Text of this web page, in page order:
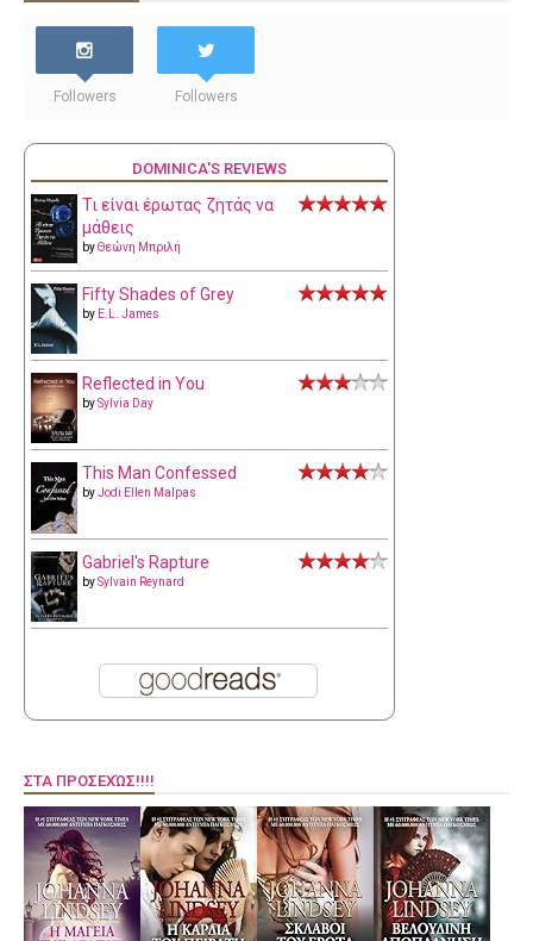
Followers Followers
DOMINICA'S REVIEWS
Τι είναι έρωτας ζητάς να
μάθεις
byΘεώνη Μπριλή
Fifty Shades of Grey
by E.L. James
Reflected in You
bySylvia Day
This Man Confessed
byJodi Ellen Malpas
Gabriel's Rapture
bySylvain Reynard
ΣΤΑ ΠΡΟΣΕΧΏΣ!!!!